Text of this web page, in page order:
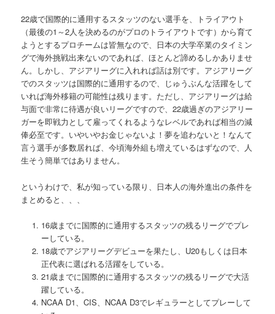
22歳で国際的に通用するスタッツのない選手を、トライアウト
（最後の1～2人を決めるのがプロのトライアウトです）から育て
ようとするプロチームは皆無なので、日本の大学卒業のタイミン
グで海外挑戦出来ないのであれば、ほとんど諦めるしかありませ
ん。しかし、アジアリーグに入れれば話は別です。アジアリーグ
でのスタッツは国際的に通用するので、じゅうぶんな活躍をして
いれば海外移籍の可能性は残ります。ただし、アジアリーグは給
与面で非常に待遇が良いリーグですので、22歳過ぎのアジアリー
ガーを即戦力として雇ってくれるようなレベルであれば相当の減
俸必至です。いやいやお金じゃないよ！夢を追わないと！なんて
言う選手が多数居れば、今頃海外組も増えているはずなので、人
生そう簡単ではありません。
というわけで、私が知っている限り、日本人の海外進出の条件を
まとめると、、、
16歳までに国際的に通用するスタッツの残るリーグでプレ
ーしている。
18歳でアジアリーグデビューを果たし、U20もしくは日本
正代表に選ばれる活躍をしている。
21歳までに国際的に通用するスタッツの残るリーグで大活
躍している。
NCAA D1、CIS、NCAA D3でレギュラーとしてプレーして